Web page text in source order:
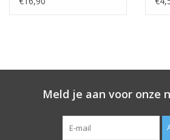
Meld je aan voor onze